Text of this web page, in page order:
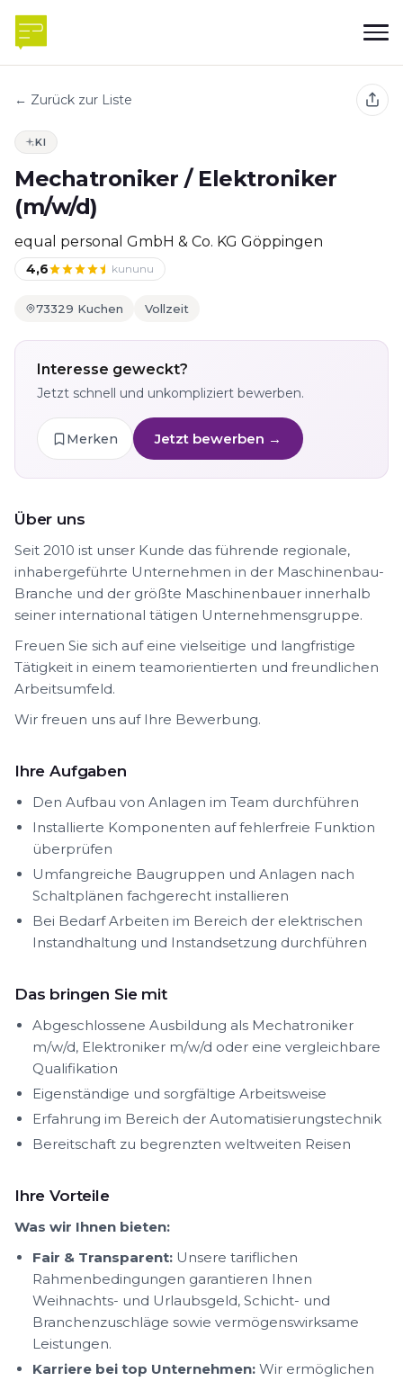
← Zurück zur Liste
KI
Mechatroniker / Elektroniker
(m/w/d)
equal personal GmbH & Co. KG Göppingen
4,6 kununu
73329 Kuchen Vollzeit
Interesse geweckt?
Jetzt schnell und unkompliziert bewerben.
Merken Jetzt bewerben →
Über uns
Seit 2010 ist unser Kunde das führende regionale,
inhabergeführte Unternehmen in der Maschinenbau-
Branche und der größte Maschinenbauer innerhalb
seiner international tätigen Unternehmensgruppe.
Freuen Sie sich auf eine vielseitige und langfristige
Tätigkeit in einem teamorientierten und freundlichen
Arbeitsumfeld.
Wir freuen uns auf Ihre Bewerbung.
Ihre Aufgaben
Den Aufbau von Anlagen im Team durchführen
Installierte Komponenten auf fehlerfreie Funktion
überprüfen
Umfangreiche Baugruppen und Anlagen nach
Schaltplänen fachgerecht installieren
Bei Bedarf Arbeiten im Bereich der elektrischen
Instandhaltung und Instandsetzung durchführen
Das bringen Sie mit
Abgeschlossene Ausbildung als Mechatroniker
m/w/d, Elektroniker m/w/d oder eine vergleichbare
Qualifikation
Eigenständige und sorgfältige Arbeitsweise
Erfahrung im Bereich der Automatisierungstechnik
Bereitschaft zu begrenzten weltweiten Reisen
Ihre Vorteile
Was wir Ihnen bieten:
Fair & Transparent: Unsere tariflichen
Rahmenbedingungen garantieren Ihnen
Weihnachts- und Urlaubsgeld, Schicht- und
Branchenzuschläge sowie vermögenswirksame
Leistungen.
Karriere bei top Unternehmen: Wir ermöglichen